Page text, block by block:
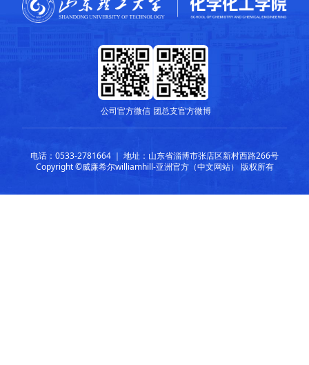
公司官方微信 团总支官方微博
电话：0533-2781664 ｜ 地址：山东省淄博市张店区新村西路266号
Copyright ©威廉希尔williamhill-亚洲官方（中文网站） 版权所有